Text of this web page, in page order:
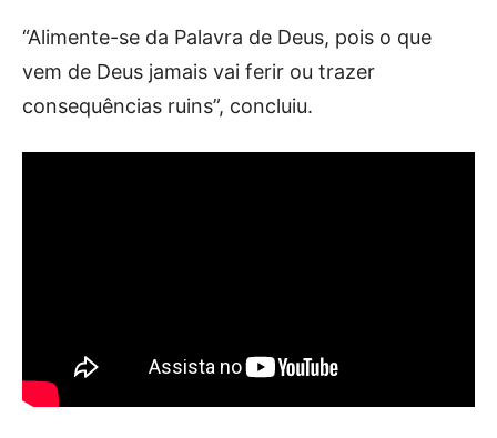
“Alimente-se da Palavra de Deus, pois o que
vem de Deus jamais vai ferir ou trazer
consequências ruins”, concluiu.